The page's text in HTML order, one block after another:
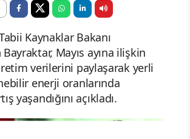
Kaynaklar Bakanı
Mayıs ayına ilişkin
verilerini paylaşarak yerli
enerji oranlarında
yaşandığını açıkladı.